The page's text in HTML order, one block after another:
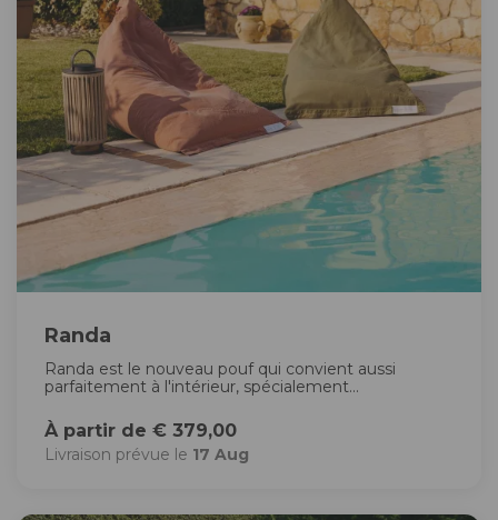
Randa
Randa est le nouveau pouf qui convient aussi
parfaitement à l'intérieur, spécialement...
À partir de € 379,00
Livraison prévue le 17 Aug